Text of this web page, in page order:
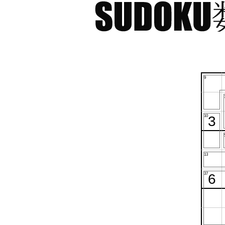
9
10
13
37